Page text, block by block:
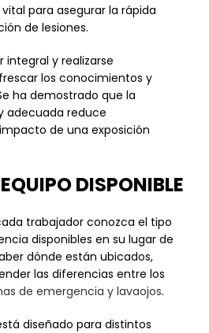
vital para asegurar la rápida
de lesiones.
integral y realizarse
los conocimientos y
ha demostrado que la
adecuada reduce
de una exposición
DISPONIBLE
trabajador conozca el tipo
disponibles en su lugar de
dónde están ubicados,
las diferencias entre los
de emergencia y lavaojos.
diseñado para distintos